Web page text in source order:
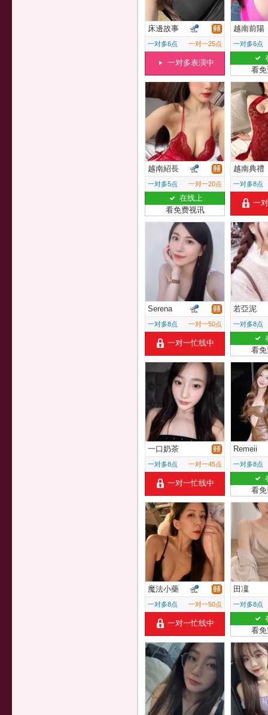
床邊故事
一对多6点 一对一25点
一对多表演中
越南前陽
一对多6点
看
越南紹長
一对多5点 一对一20点
在线上
看免费视讯
越南典禮
一对多8点
一
Serena
一对多8点 一对一50点
一对一忙线中
若亞泥
一对多8点
看
一口奶茶
一对多8点 一对一45点
一对一忙线中
Remeii
一对多8点
看
魔法小藥
一对多8点 一对一50点
一对一忙线中
田凜
一对多8点
看